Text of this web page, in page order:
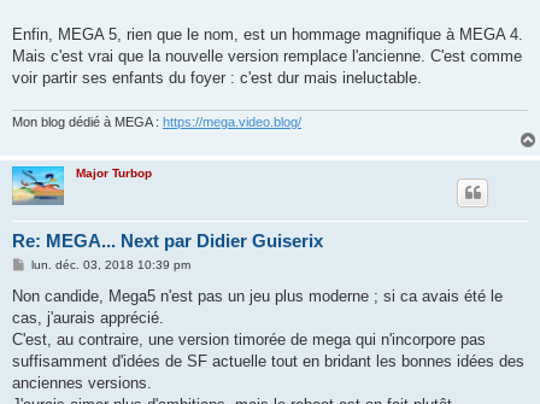
Enfin, MEGA 5, rien que le nom, est un hommage magnifique à MEGA 4.
Mais c'est vrai que la nouvelle version remplace l'ancienne. C'est comme
voir partir ses enfants du foyer : c'est dur mais ineluctable.
Mon blog dédié à MEGA : https://mega.video.blog/
Major Turbop
Re: MEGA... Next par Didier Guiserix
M
s
a
g
lun. déc. 03, 2018 10:39 pm
Non candide, Mega5 n'est pas un jeu plus moderne ; si ca avais été le
cas, j'aurais apprécié.
C'est, au contraire, une version timorée de mega qui n'incorpore pas
suffisamment d'idées de SF actuelle tout en bridant les bonnes idées des
anciennes versions.